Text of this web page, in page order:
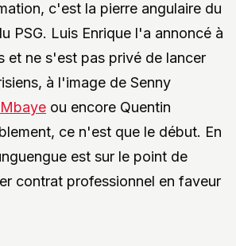
c'est la pierre angulaire du
PSG. Luis Enrique l'a annoncé à
et ne s'est pas privé de lancer
à l'image de Senny
ou encore Quentin
ce n'est que le début. En
est sur le point de
contrat professionnel en faveur